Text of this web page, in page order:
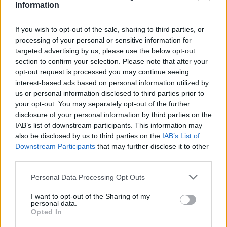
Information
If you wish to opt-out of the sale, sharing to third parties, or
processing of your personal or sensitive information for
targeted advertising by us, please use the below opt-out
section to confirm your selection. Please note that after your
opt-out request is processed you may continue seeing
interest-based ads based on personal information utilized by
us or personal information disclosed to third parties prior to
your opt-out. You may separately opt-out of the further
disclosure of your personal information by third parties on the
IAB’s list of downstream participants. This information may
also be disclosed by us to third parties on the IAB’s List of
Downstream Participants that may further disclose it to other
Please note that this website/app uses one or more Google
not limited to your visit or usage behaviour. You may click to
grant or deny consent to Google and its third-party tags to
use your data for below specified purposes in below Google
Personal Data Processing Opt Outs
I want to opt-out of the Sharing of my
personal data.
Opted In
Hány ilyen örömteli találkozás adódik egy színész
életében? Ön zömében társulatokban dolgozott. Úgy
képzelem, akadnak izgalmas szerepek, meg olyanok,
amiket muszáj eljátszani.
Valóban. Ha öt évben adódik két ilyen szerep, az már óriási
ajándék. Az összes többi sem rossz vagy felesleges, mind
épít, tanulságokat hoz. Mégis ritka, hogy minden együtt áll.
épült, fontos, izgalmas előadásokkal. Nézői szemmel
ennél a kettőnél jóval több fontos szerepe jut
eszembe az elmúlt évekből kezdve A